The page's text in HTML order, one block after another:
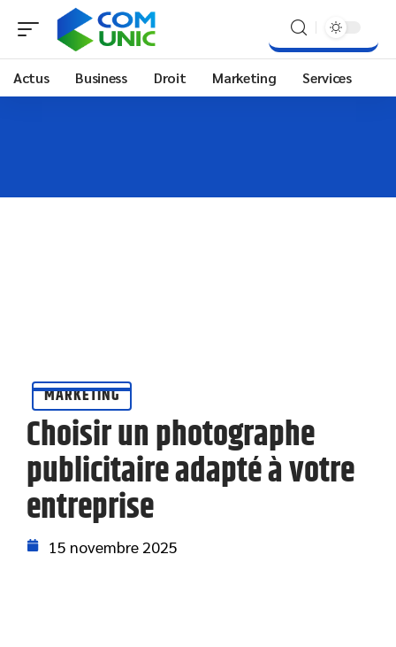
Actus Business Droit Marketing Services
MARKETING
Choisir un photographe
publicitaire adapté à votre
entreprise
15 novembre 2025